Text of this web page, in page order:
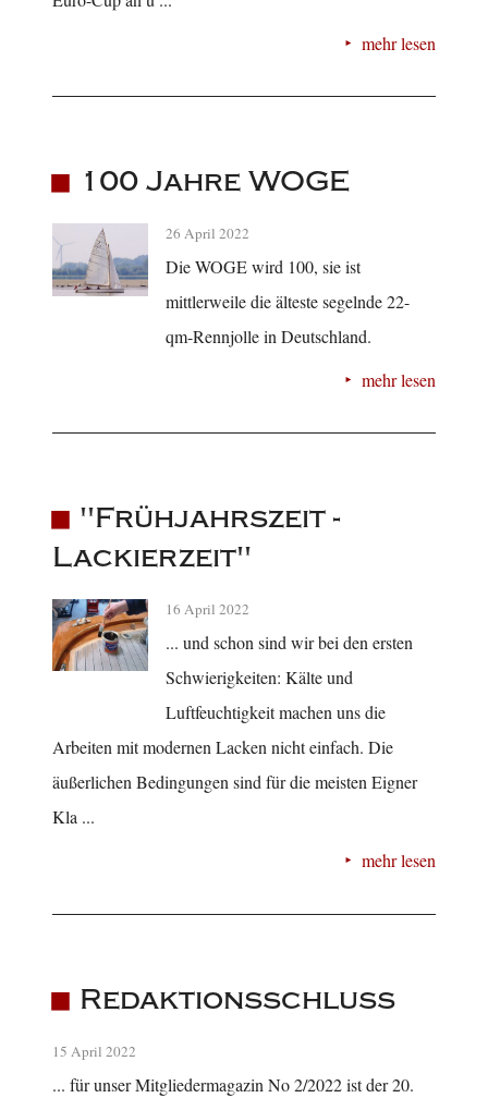
mehr lesen
100 Jahre WOGE
26 April 2022
Die WOGE wird 100, sie ist
mittlerweile die älteste segelnde 22-
qm-Rennjolle in Deutschland.
mehr lesen
"Frühjahrszeit -
Lackierzeit"
16 April 2022
... und schon sind wir bei den ersten
Schwierigkeiten: Kälte und
Luftfeuchtigkeit machen uns die
Arbeiten mit modernen Lacken nicht einfach. Die
äußerlichen Bedingungen sind für die meisten Eigner
Kla ...
mehr lesen
Redaktionsschluss
15 April 2022
... für unser Mitgliedermagazin No 2/2022 ist der 20.